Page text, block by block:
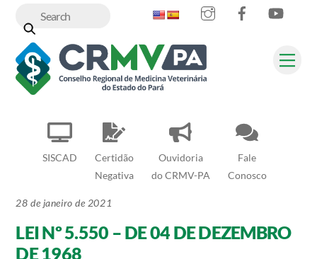
content
SISCAD
Certidão
Negativa
Ouvidoria
do CRMV-PA
Fale
Conosco
InstagramFacebook
28 de janeiro de 2021
LEI Nº 5.550 – DE 04 DE DEZEMBRO
DE 1968